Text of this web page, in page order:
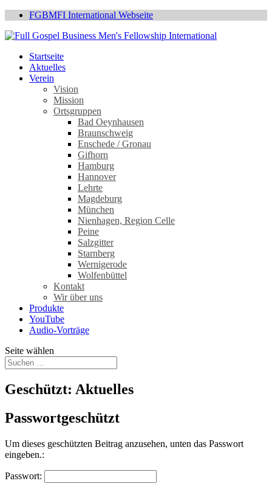
FGBMFI International Webseite
Startseite
Aktuelles
Verein
Vision
Mission
Ortsgruppen
Bad Oeynhausen
Braunschweig
Enschede / Gronau
Gifhorn
Hamburg
Hannover
Lehrte
Magdeburg
München
Nienhagen, Region Celle
Peine
Salzgitter
Starnberg
Wernigerode
Wolfenbüttel
Kontakt
Wir über uns
Produkte
YouTube
Audio-Vorträge
Seite wählen
Geschützt: Aktuelles
Passwortgeschützt
Um dieses geschützten Beitrag anzusehen, unten das Passwort
eingeben.:
Passwort: